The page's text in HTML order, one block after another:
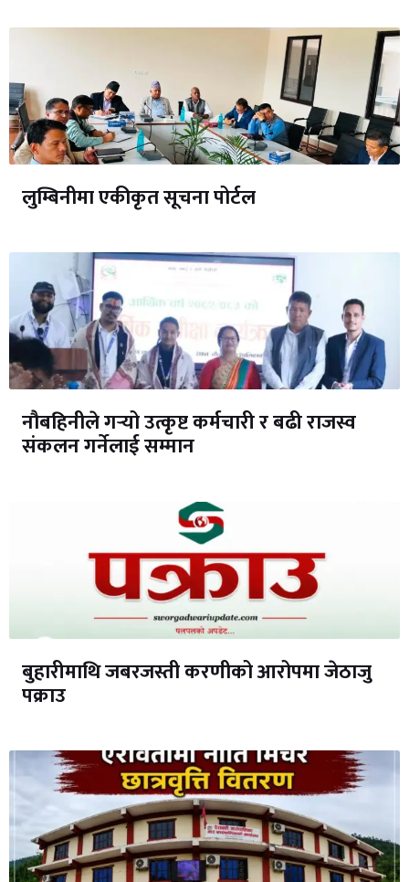
लुम्बिनीमा एकीकृत सूचना पोर्टल
नौबहिनीले गर्‍यो उत्कृष्ट कर्मचारी र बढी राजस्व
संकलन गर्नेलाई सम्मान
बुहारीमाथि जबरजस्ती करणीको आरोपमा जेठाजु
पक्राउ